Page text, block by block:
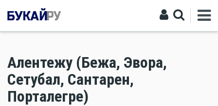
Алентежу (Бежа, Эвора,
Сетубал, Сантарен,
Порталегре)